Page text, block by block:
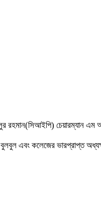
রহমান(সিআইপি) চেয়ারম্যান
এবং কলেজের ভারপ্রাপ্ত